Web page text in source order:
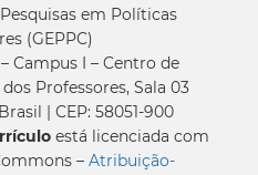
em Políticas
(GEPPC)
Campus I – Centro de
Professores, Sala 03
| CEP: 58051-900
está licenciada com
– Atribuição-